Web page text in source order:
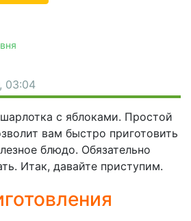
03:04
с яблоками. Простой
вам быстро приготовить
блюдо. Обязательно
Итак, давайте приступим.